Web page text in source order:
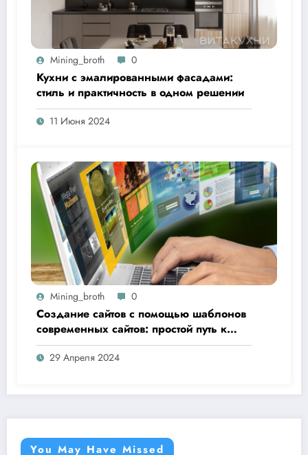
Mining_broth 0
Кухни с эмалированными фасадами:
стиль и практичность в одном решении
11 Июня 2024
Mining_broth 0
Создание сайтов с помощью шаблонов
современных сайтов: простой путь к
качественному веб-присутствию
29 Апреля 2024
You May Have Missed